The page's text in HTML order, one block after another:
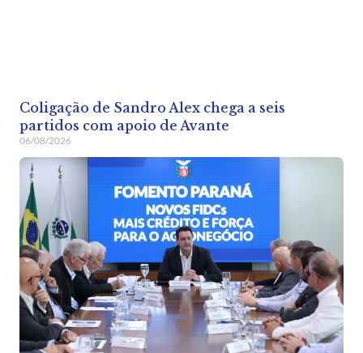
Coligação de Sandro Alex chega a seis
partidos com apoio de Avante
06/08/2026